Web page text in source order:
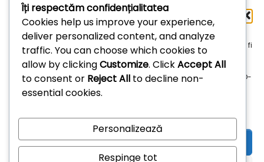
Administrează
consimțământul
Pentru a oferi cea mai bună experiență, folosim tehnologii, cum ar fi
cookie-uri, pentru a stoca și/sau accesa informațiile despre
dispozitive. Consimțământul pentru aceste tehnologii ne permite
să procesăm date, cum ar fi comportamentul de navigare sau ID-
uri unice pe acest site. Dacă nu îți dai consimțământul sau îți
retragi consimțământul dat poate avea afecte negative asupra
Acceptă
Arhive
Arhive
Îți respectăm confidențialitatea
Cookies help us improve your experience,
deliver personalized content, and analyze
traffic. You can choose which cookies to
allow by clickingCustomize. ClickAccept All
to consent or Reject All to decline non-
essential cookies.
Personalizează
Respinge tot